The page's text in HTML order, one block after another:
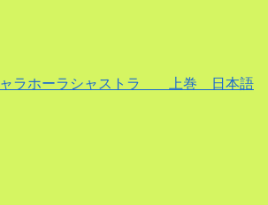
ャラホーラシャストラ 上巻 日本語